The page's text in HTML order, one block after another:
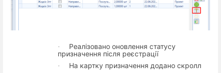
·
Реалізовано оновлення статусу
призначення після реєстрації
· На картку призначення додано скролл